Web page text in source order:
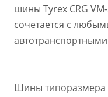
шины Tyrex CRG
сочетается с
Шины типоразмера